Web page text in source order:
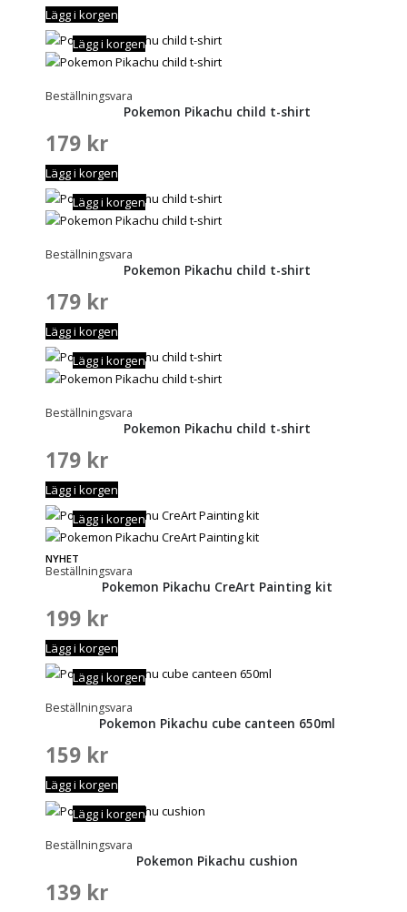
Lägg i korgen
Beställningsvara
Lägg i korgen
Pokemon Pikachu child t-shirt
179 kr
Lägg i korgen
Beställningsvara
Lägg i korgen
Pokemon Pikachu child t-shirt
179 kr
Lägg i korgen
Beställningsvara
Lägg i korgen
Pokemon Pikachu child t-shirt
179 kr
Lägg i korgen
NYHET
Beställningsvara
Lägg i korgen
Pokemon Pikachu CreArt Painting kit
199 kr
Lägg i korgen
Beställningsvara
Lägg i korgen
Pokemon Pikachu cube canteen 650ml
159 kr
Lägg i korgen
Beställningsvara
Lägg i korgen
Pokemon Pikachu cushion
139 kr